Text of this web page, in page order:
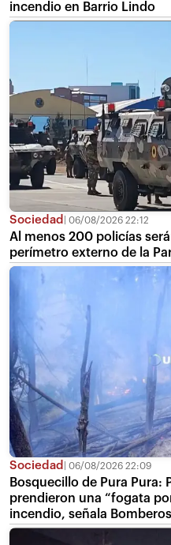
incendio en Barrio Lindo
Sociedad 06/08/2026 22:12
Al menos 200 policías
perímetro externo de la
Sociedad 06/08/2026 22:09
Bosquecillo de Pura Pura:
prendieron una “fogata
incendio, señala Bomberos